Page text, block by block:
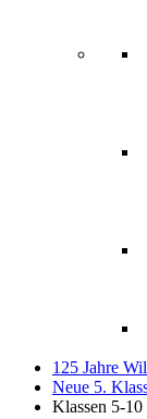
125 Jahre
Neue 5.
Klassen 5-10